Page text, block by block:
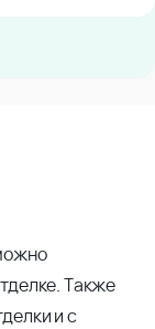
Также
и с